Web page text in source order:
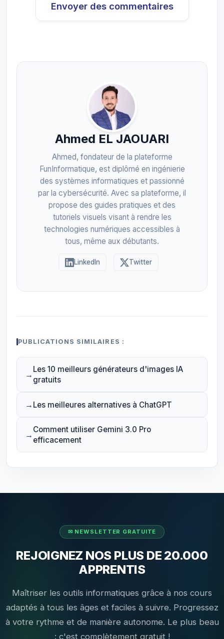
Envoyer des commentaires
Ahmed EL JAOUARI
Ahmed, fondateur de la plateforme
FunInformatique, est diplômé en ingénierie
des systèmes informatiques et passionné
par la cybersécurité. Avec sa plateforme, il
propose des guides pratiques et des
tutoriels visuels visant à rendre les
technologies numériques accessibles à
tous, même aux débutants.
LinkedIn Twitter
PUBLICATIONS SIMILAIRES :
Les 10 meilleurs générateurs d'images IA
gratuits
Les meilleures alternatives à ChatGPT
Comment utiliser Gemini 3.0 Pro
efficacement
REJOIGNEZ NOS PLUS DE 20.000
APPRENTIS
Maîtriser les outils informatiques grâce à nos cours
adaptés à tous les âges et faciles à suivre. Progressez
à votre rythme et de manière autonome. Le plus beau
: c'est complètement gratuit !